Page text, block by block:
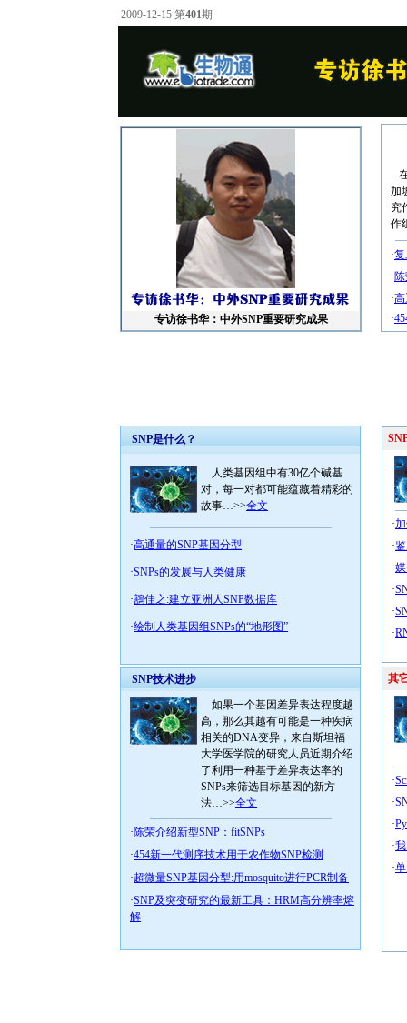
2009-12-15 第401期
专访徐书华：中外SNP重要研究成果
加
究
作
·复
·
·高
·
SNP是什么？
人类基因组中有30亿个碱基
对，每一对都可能蕴藏着精彩的
故事…>>全文
·高通量的SNP基因分型
·SNPs的发展与人类健康
·鶷佳之:建立亚洲人SNP数据库
·绘制人类基因组SNPs的“地形图”
SNP技术进步
如果一个基因差异表达程度越
高，那么其越有可能是一种疾病
相关的DNA变异，来自斯坦福
大学医学院的研究人员近期介绍
了利用一种基于差异表达率的
SNPs来筛选目标基因的新方
法…>>全文
·陈荣介绍新型SNP：fitSNPs
·454新一代测序技术用于农作物SNP检测
·超微量SNP基因分型:用mosquito进行PCR制备
·SNP及突变研究的最新工具：HRM高分辨率熔
解
·
·
·
·
·
·
其
·
·
·
·
·